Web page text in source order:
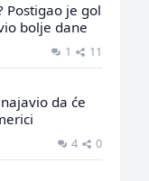
Postigao je gol
bolje dane
1 11
da će
4 0